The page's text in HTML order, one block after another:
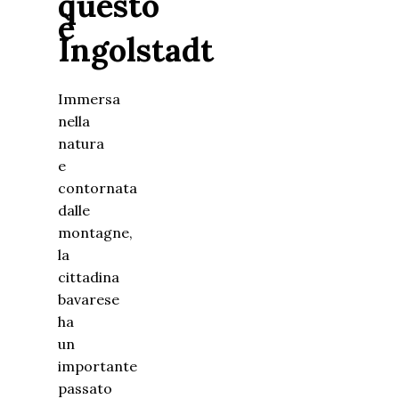
è
Ingolstadt
Immersa
nella
natura
e
contornata
dalle
montagne,
la
cittadina
bavarese
ha
un
importante
passato